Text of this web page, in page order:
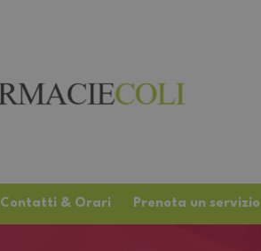
Contatti & Orari Prenota un servizio